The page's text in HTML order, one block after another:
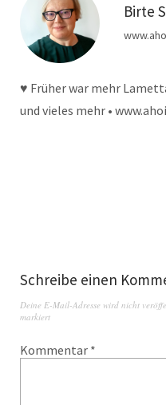
Birte
♥ Früher war mehr
und vieles mehr •
Schreibe einen
Deine E-Mail-Adresse wird nicht
markiert
Kommentar *